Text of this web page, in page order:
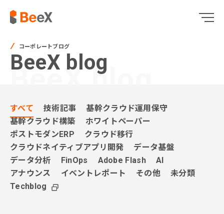
コーポレートブログ
BeeX blog
BeeX blog
すべて 技術記事
基幹クラウド運用保守
基幹クラウド構築
ホワイトペーパー
ポストモダンERP
クラウド移行
クラウドネイティブアプリ開発
データ基盤
データ分析
FinOps Adobe Flash
AI
アナウンス
イベントレポート その他
未分類
Techblog